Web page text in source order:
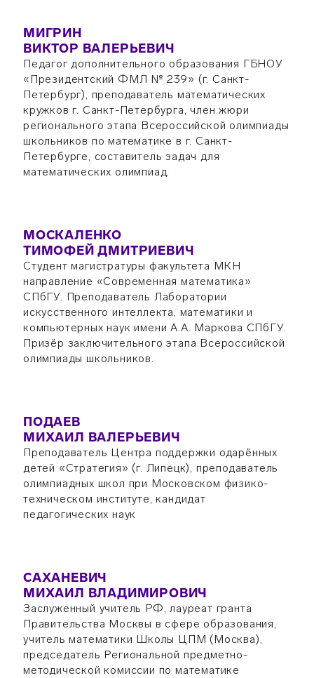
МИГРИН
ВИКТОР ВАЛЕРЬЕВИЧ
Педагог дополнительного образования ГБНОУ
«Президентский ФМЛ № 239» (г. Санкт-
Петербург), преподаватель математических
кружков г. Санкт-Петербурга, член жюри
регионального этапа Всероссийской олимпиады
школьников по математике в г. Санкт-
Петербурге, составитель задач для
математических олимпиад.
МОСКАЛЕНКО
ТИМОФЕЙ ДМИТРИЕВИЧ
Студент магистратуры факультета МКН
направление «Современная математика»
СПбГУ. Преподаватель Лаборатории
искусственного интеллекта, математики и
компьютерных наук имени А.А. Маркова СПбГУ.
Призёр заключительного этапа Всероссийской
олимпиады школьников.
ПОДАЕВ
МИХАИЛ ВАЛЕРЬЕВИЧ
Преподаватель Центра поддержки одарённых
детей «Стратегия» (г. Липецк), преподаватель
олимпиадных школ при Московском физико-
техническом институте, кандидат
педагогических наук
САХАНЕВИЧ
МИХАИЛ ВЛАДИМИРОВИЧ
Заслуженный учитель РФ, лауреат гранта
Правительства Москвы в сфере образования,
учитель математики Школы ЦПМ (Москва),
председатель Региональной предметно-
методической комиссии по математике